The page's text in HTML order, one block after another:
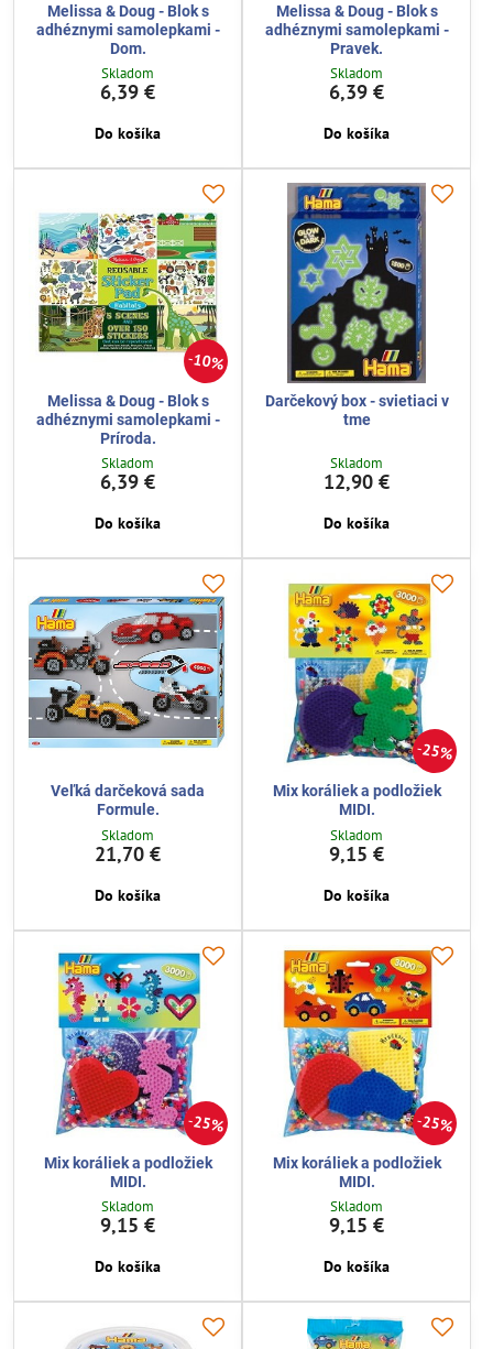
Melissa & Doug - Blok s
adhéznymi samolepkami -
Dom.
Skladom
6,39 €
Do košíka
Melissa & Doug - Blok s
adhéznymi samolepkami -
Pravek.
Skladom
6,39 €
Do košíka
10%
Melissa & Doug - Blok s
adhéznymi samolepkami -
Príroda.
Skladom
6,39 €
Do košíka
Darčekový box - svietiaci v
tme
Skladom
12,90 €
Do košíka
Veľká darčeková sada
Formule.
Skladom
21,70 €
Do košíka
25%
Mix koráliek a podložiek
MIDI.
Skladom
9,15 €
Do košíka
25%
Mix koráliek a podložiek
MIDI.
Skladom
9,15 €
Do košíka
25%
Mix koráliek a podložiek
MIDI.
Skladom
9,15 €
Do košíka